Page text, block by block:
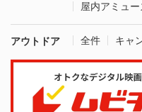
屋内アミュ
アウトドア 全件 キャ